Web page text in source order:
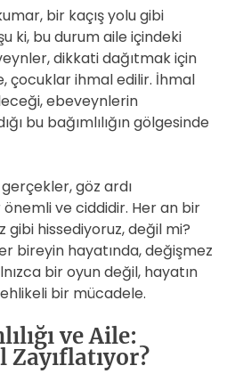
bir kaçış yolu gibi
ki, bu durum aile içindeki
dikkati dağıtmak için
çocuklar ihmal edilir. İhmal
ebeveynlerin
bu bağımlılığın gölgesinde
göz ardı
ve ciddidir. Her an bir
gibi hissediyoruz, değil mi?
bireyin hayatında, değişmez
bir oyun değil, hayatın
bir mücadele.
ve Aile: